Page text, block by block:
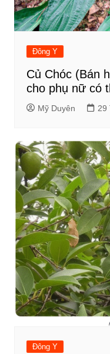
Đông Y
Củ Chóc (Bán
cho phụ nữ có
Mỹ Duyên 29
Đông Y